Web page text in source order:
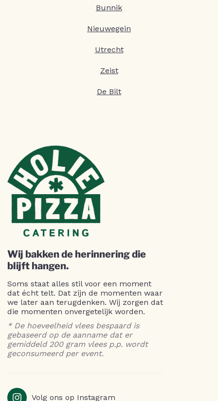
Bunnik
Nieuwegein
Utrecht
Zeist
De Bilt
Wij bakken de herinnering die
blijft hangen.
Soms staat alles stil voor een moment
dat écht telt. Dat zijn de momenten waar
we later aan terugdenken. Wij zorgen dat
die momenten onvergetelijk worden.
* De hoeveelheid vlees bespaard is
gebaseerd op de aanname dat er
gemiddeld 200 gram vlees p.p. wordt
geconsumeerd per event.
Volg ons op Instagram